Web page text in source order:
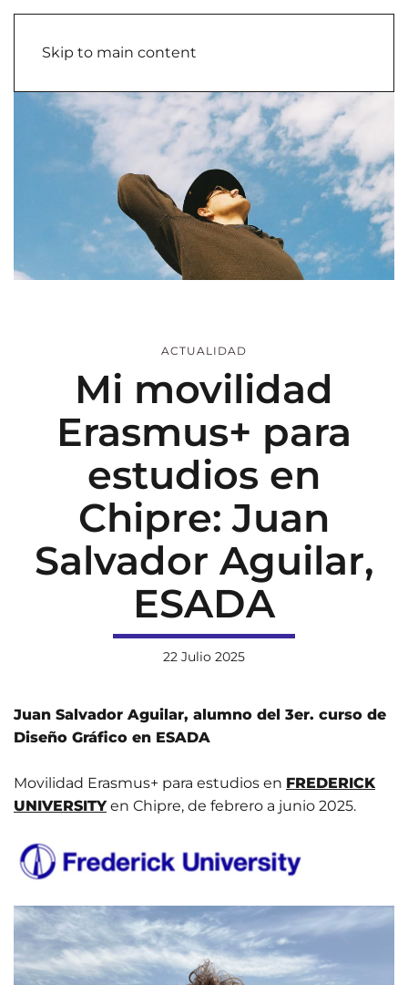
Skip to main content
ACTUALIDAD
Mi movilidad
Erasmus+ para
estudios en
Chipre: Juan
Salvador Aguilar,
ESADA
22 Julio 2025
Juan Salvador Aguilar, alumno del 3er. curso de
Diseño Gráfico en ESADA
Movilidad Erasmus+ para estudios en FREDERICK
UNIVERSITY en Chipre, de febrero a junio 2025.